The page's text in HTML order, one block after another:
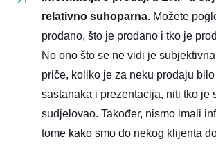
relativno suhoparna. Možete
prodano, što je prodano i tko je
No ono što se ne vidi je
priče, koliko je za neku prodaju
sastanaka i prezentacija, niti tko je
sudjelovao. Također, nismo imali
tome kako smo do nekog klijenta